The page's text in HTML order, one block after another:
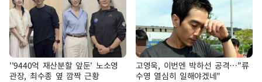
''9440억 재산분할 앞둔' 노소영
관장, 최수종 옆 깜짝 근황
고영욱, 이번엔 박하선 공격…"류
수영 열심히 일해야겠네"